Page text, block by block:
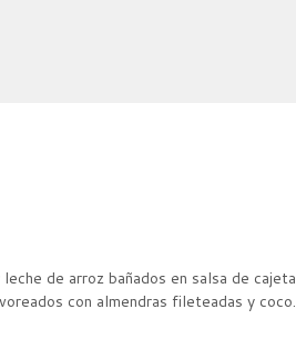
de arroz bañados en salsa de cajeta
con almendras fileteadas y coco.